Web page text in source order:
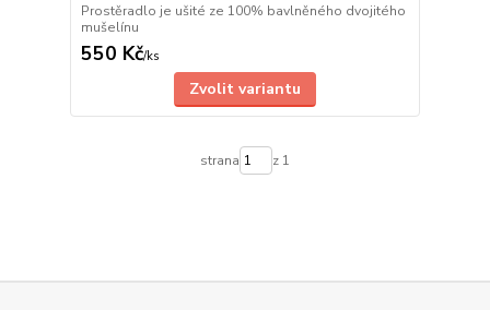
Prostěradlo je ušité ze 100% bavlněného dvojitého
mušelínu
550 Kč/ks
Zvolit variantu
strana z 1